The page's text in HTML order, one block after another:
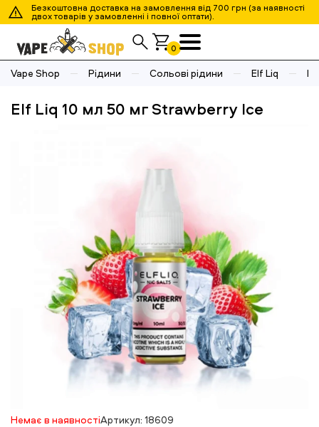
Безкоштовна доставка на замовлення від 700 грн (за наявності
двох товарів у замовленні і повної оптати).
0
Vape Shop Рідини Сольові рідини Elf Liq
Elf Liq 10 мл 50 мг Strawberry Ice
Немає в наявностіАртикул: 18609